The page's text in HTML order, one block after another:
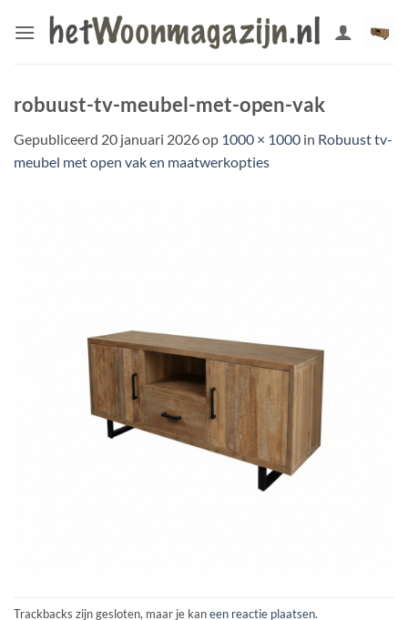
naar
robuust-tv-meubel-met-open-vak
Gepubliceerd 20 januari 2026op 1000 × 1000 in Robuust tv-
meubel met open vak en maatwerkopties
Trackbacks zijn gesloten, maar je kaneen reactie plaatsen.